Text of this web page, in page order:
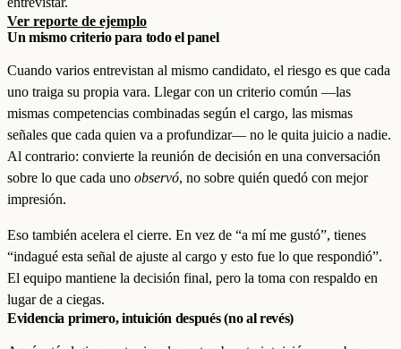
Ver reporte de ejemplo
Un mismo criterio para todo el panel
Cuando varios entrevistan al mismo candidato, el riesgo es que cada
uno traiga su propia vara. Llegar con un criterio común —las
mismas competencias combinadas según el cargo, las mismas
señales que cada quien va a profundizar— no le quita juicio a nadie.
Al contrario: convierte la reunión de decisión en una conversación
sobre lo que cada uno observó, no sobre quién quedó con mejor
impresión.
Eso también acelera el cierre. En vez de “a mí me gustó”, tienes
“indagué esta señal de ajuste al cargo y esto fue lo que respondió”.
El equipo mantiene la decisión final, pero la toma con respaldo en
lugar de a ciegas.
Evidencia primero, intuición después (no al revés)